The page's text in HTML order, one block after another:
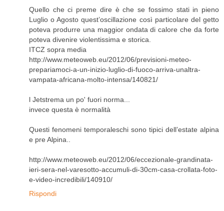
Quello che ci preme dire è che se fossimo stati in pieno
Luglio o Agosto quest’oscillazione così particolare del getto
poteva produrre una maggior ondata di calore che da forte
poteva divenire violentissima e storica.
ITCZ sopra media
http://www.meteoweb.eu/2012/06/previsioni-meteo-
prepariamoci-a-un-inizio-luglio-di-fuoco-arriva-unaltra-
vampata-africana-molto-intensa/140821/
l Jetstrema un po' fuori norma...
invece questa è normalità
Questi fenomeni temporaleschi sono tipici dell’estate alpina
e pre Alpina..
http://www.meteoweb.eu/2012/06/eccezionale-grandinata-
ieri-sera-nel-varesotto-accumuli-di-30cm-casa-crollata-foto-
e-video-incredibili/140910/
Rispondi